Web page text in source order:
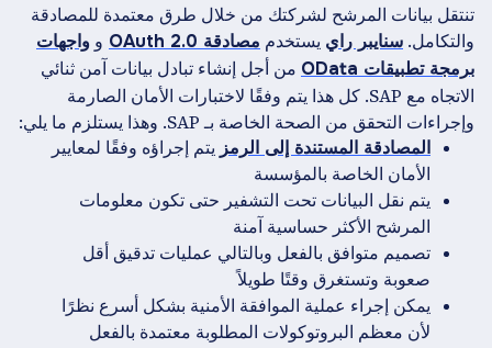
تنتقل بيانات المرشح لشركتك من خلال طرق معتمدة للمصادقة
والتكامل. سنايبر راييستخدممصادقة OAuth 2.0 و واجهات
برمجة تطبيقات OData
من أجل إنشاء تبادل بيانات آمن ثنائي
الاتجاه مع SAP. كل هذا يتم وفقًا لاختبارات الأمان الصارمة
وإجراءات التحقق من الصحة الخاصة بـ SAP. وهذا يستلزم ما يلي:
المصادقة المستندة إلى الرمزيتم إجراؤه وفقًا لمعايير
الأمان الخاصة بالمؤسسة
يتم نقل البيانات تحت التشفير حتى تكون معلومات
المرشح الأكثر حساسية آمنة
تصميم متوافق بالفعل وبالتالي عمليات تدقيق أقل
صعوبة وتستغرق وقتًا طويلاً
يمكن إجراء عملية الموافقة الأمنية بشكل أسرع نظرًا
لأن معظم البروتوكولات المطلوبة معتمدة بالفعل